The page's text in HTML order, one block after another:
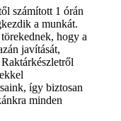
számított 1 órán
a munkát.
hogy a
javítását,
Raktárkészletről
így biztosan
minden